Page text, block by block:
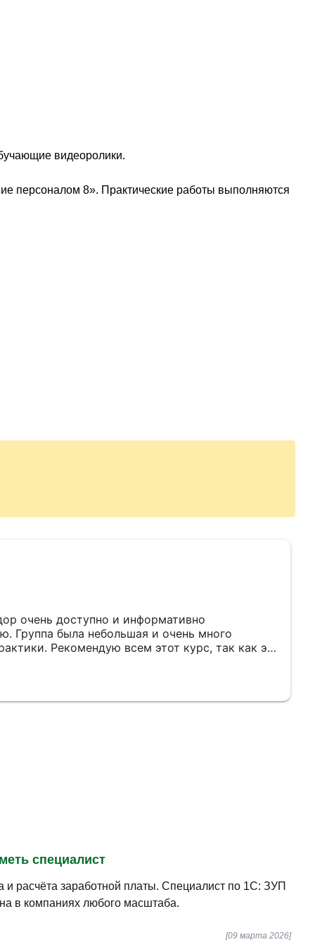
видеоролики.
персоналом 8». Практические работы выполняются
очень доступно и информативно
Группа была небольшая и очень много
Рекомендую всем этот курс, так как эти
удобное местоположение.
специалист
расчёта заработной платы. Специалист по 1С: ЗУП
в компаниях любого масштаба.
[09 марта 2026]